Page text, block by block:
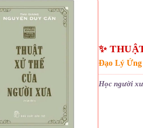
✨
Đạo Lý
Học người